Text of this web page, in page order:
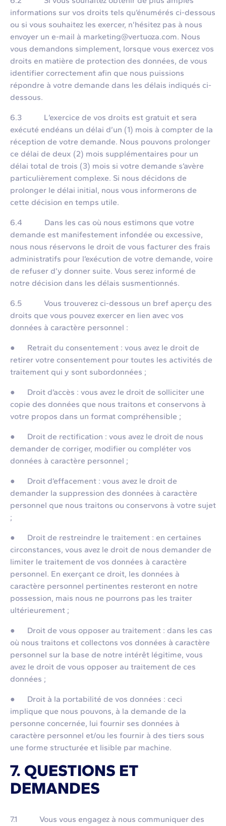
informations sur vos droits tels qu’énumérés ci-dessous
ou si vous souhaitez les exercer, n’hésitez pas à nous
envoyer un e-mail à marketing@vertuoza.com. Nous
vous demandons simplement, lorsque vous exercez vos
droits en matière de protection des données, de vous
identifier correctement afin que nous puissions
répondre à votre demande dans les délais indiqués ci-
dessous.
6.3 L’exercice de vos droits est gratuit et sera
exécuté endéans un délai d’un (1) mois à compter de la
réception de votre demande. Nous pouvons prolonger
ce délai de deux (2) mois supplémentaires pour un
délai total de trois (3) mois si votre demande s’avère
particulièrement complexe. Si nous décidons de
prolonger le délai initial, nous vous informerons de
cette décision en temps utile.
6.4 Dans les cas où nous estimons que votre
demande est manifestement infondée ou excessive,
nous nous réservons le droit de vous facturer des frais
administratifs pour l’exécution de votre demande, voire
de refuser d’y donner suite. Vous serez informé de
notre décision dans les délais susmentionnés.
6.5 Vous trouverez ci-dessous un bref aperçu des
droits que vous pouvez exercer en lien avec vos
données à caractère personnel :
● Retrait du consentement : vous avez le droit de
retirer votre consentement pour toutes les activités de
traitement qui y sont subordonnées ;
● Droit d’accès : vous avez le droit de solliciter une
copie des données que nous traitons et conservons à
votre propos dans un format compréhensible ;
● Droit de rectification : vous avez le droit de nous
demander de corriger, modifier ou compléter vos
données à caractère personnel ;
● Droit d’effacement : vous avez le droit de
demander la suppression des données à caractère
personnel que nous traitons ou conservons à votre sujet
;
● Droit de restreindre le traitement : en certaines
circonstances, vous avez le droit de nous demander de
limiter le traitement de vos données à caractère
personnel. En exerçant ce droit, les données à
caractère personnel pertinentes resteront en notre
possession, mais nous ne pourrons pas les traiter
ultérieurement ;
● Droit de vous opposer au traitement : dans les cas
où nous traitons et collectons vos données à caractère
personnel sur la base de notre intérêt légitime, vous
avez le droit de vous opposer au traitement de ces
données ;
● Droit à la portabilité de vos données : ceci
implique que nous pouvons, à la demande de la
personne concernée, lui fournir ses données à
caractère personnel et/ou les fournir à des tiers sous
une forme structurée et lisible par machine.
7. QUESTIONS ET
DEMANDES
7.1 Vous vous engagez à nous communiquer des